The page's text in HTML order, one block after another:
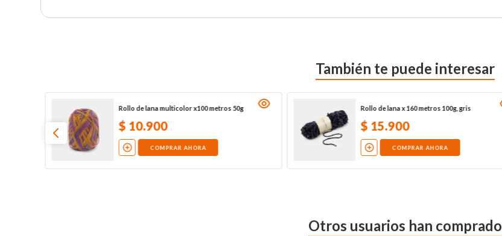
También te puede interesar
Rollo de lana multicolor x100 metros 50g
$ 10.900
COMPRAR AHORA
Rollo de lana x 160 metros 100g, gris
$ 15.900
COMPRAR AHORA
Otros usuarios han comprado